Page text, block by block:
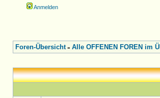
Anmelden
Foren-Übersicht» Alle OFFENEN FOREN im